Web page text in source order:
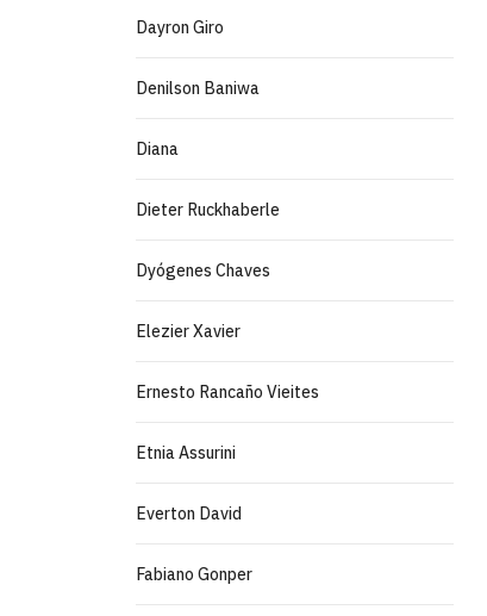
Dayron Giro
Denilson Baniwa
Diana
Dieter Ruckhaberle
Dyógenes Chaves
Elezier Xavier
Ernesto Rancaño Vieites
Etnia Assurini
Everton David
Fabiano Gonper